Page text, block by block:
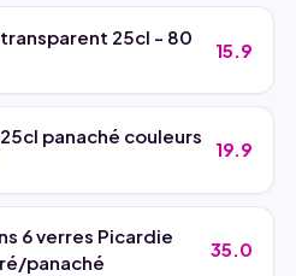
25cl - 80
15.9
panaché couleurs
19.9
6 verres Picardie
panaché
35.0